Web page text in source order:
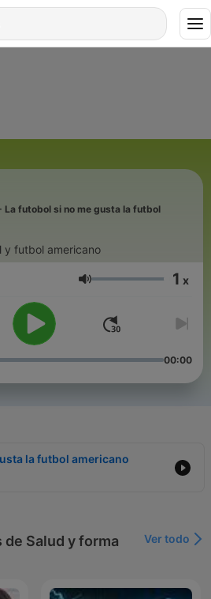
La futobol si no me gusta la futbol
y futbol americano
Volumen 1 x
00:00
la futbol americano
de Salud y forma
Ver todo